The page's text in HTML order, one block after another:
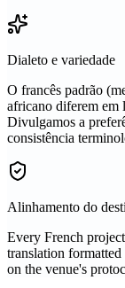
Dialeto e variedade
O francês padrão
africano diferem em
Divulgamos a
consistência
Alinhamento do
Every French
translation
on the venue's